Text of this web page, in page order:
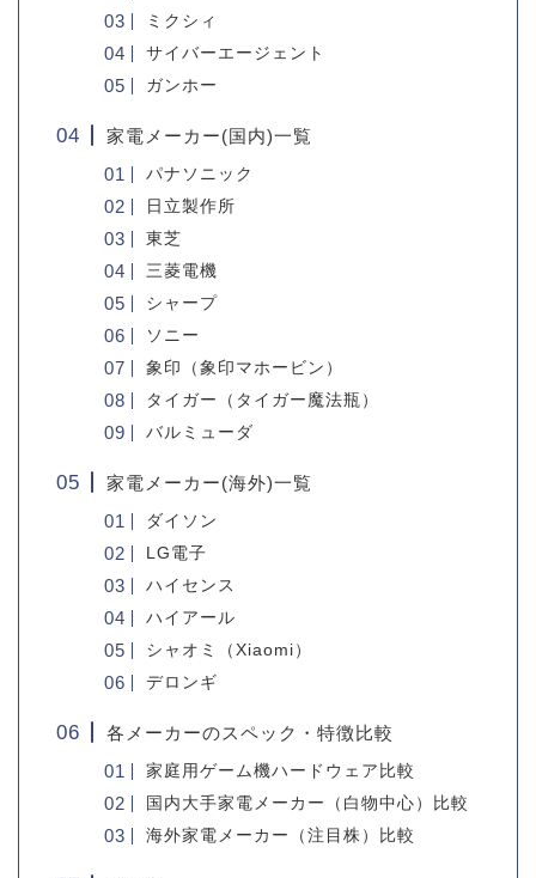
ミクシィ
サイバーエージェント
ガンホー
家電メーカー(国内)一覧
パナソニック
日立製作所
東芝
三菱電機
シャープ
ソニー
象印（象印マホービン）
タイガー（タイガー魔法瓶）
バルミューダ
家電メーカー(海外)一覧
ダイソン
LG電子
ハイセンス
ハイアール
シャオミ（Xiaomi）
デロンギ
各メーカーのスペック・特徴比較
家庭用ゲーム機ハードウェア比較
国内大手家電メーカー（白物中心）比較
海外家電メーカー（注目株）比較